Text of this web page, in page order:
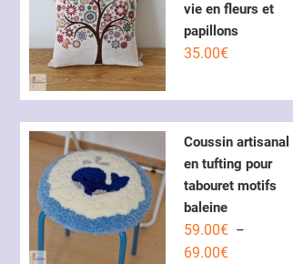
vie en fleurs et
papillons
35.00€
Coussin artisanal
en tufting pour
tabouret motifs
baleine
59.00€ –
69.00€Plage